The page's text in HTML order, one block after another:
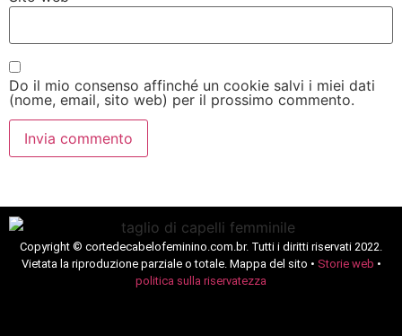
Do il mio consenso affinché un cookie salvi i miei dati
(nome, email, sito web) per il prossimo commento.
Copyright © cortedecabelofeminino.com.br. Tutti i diritti riservati 2022.
Vietata la riproduzione parziale o totale. Mappa del sito • Storie web •
politica sulla riservatezza